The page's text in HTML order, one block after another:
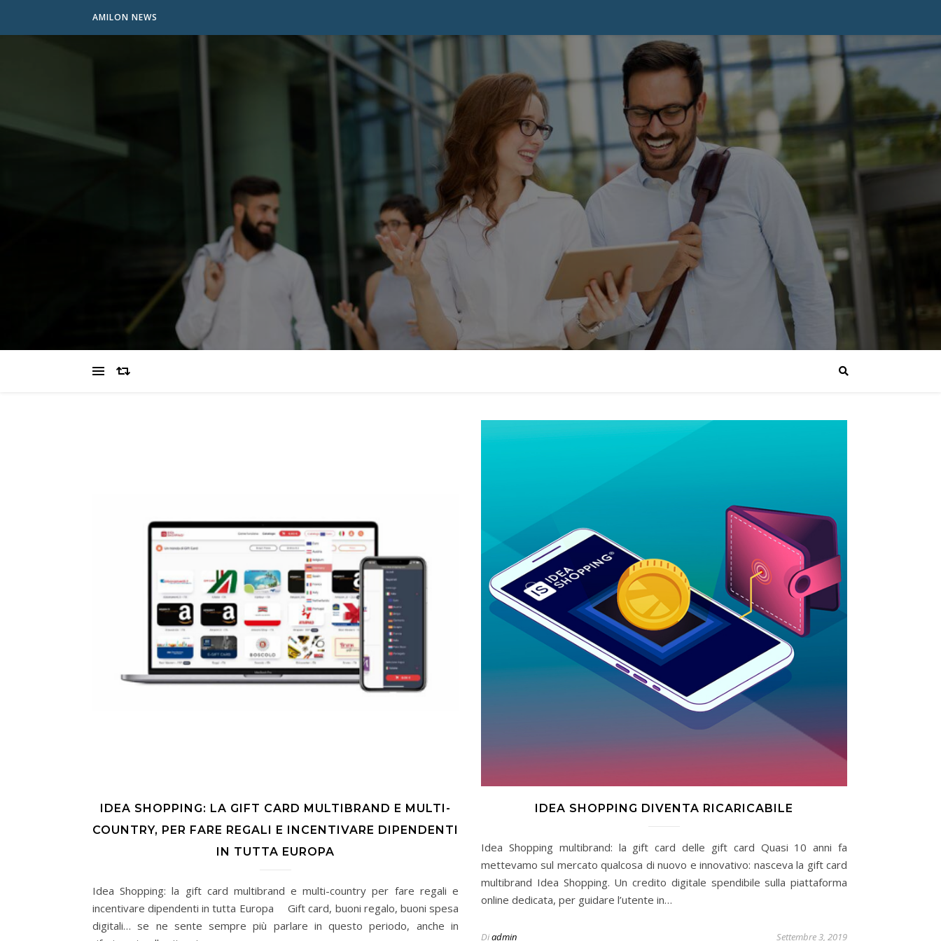
AMILON NEWS
IDEA SHOPPING: LA GIFT CARD MULTIBRAND E MULTI-
COUNTRY, PER FARE REGALI E INCENTIVARE DIPENDENTI
IN TUTTA EUROPA
Idea Shopping: la gift card multibrand e multi-country per fare regali e
incentivare dipendenti in tutta Europa Gift card, buoni regalo, buoni spesa
digitali… se ne sente sempre più parlare in questo periodo, anche in
IDEA SHOPPING DIVENTA RICARICABILE
Idea Shopping multibrand: la gift card delle gift card Quasi 10 anni fa
mettevamo sul mercato qualcosa di nuovo e innovativo: nasceva la gift card
multibrand Idea Shopping. Un credito digitale spendibile sulla piattaforma
online dedicata, per guidare l’utente in…
Diadmin Settembre 3, 2019